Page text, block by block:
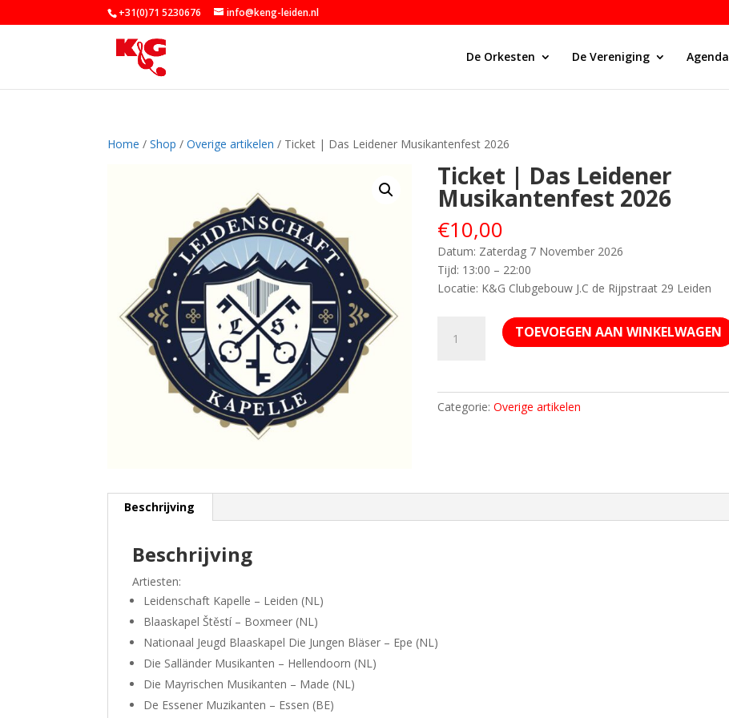
+31(0)71 5230676 info@keng-leiden.nl
De Orkesten De Vereniging Agenda
Home /Shop /Overige artikelen / Ticket | Das Leidener Musikantenfest 2026
Ticket | Das Leidener
Musikantenfest 2026
€10,00
Datum: Zaterdag 7 November 2026
Tijd: 13:00 – 22:00
Locatie: K&G Clubgebouw J.C de Rijpstraat 29 Leiden
2026
TOEVOEGEN AAN WINKELWAGEN
Categorie:Overige artikelen
Beschrijving
Beschrijving
Artiesten:
Leidenschaft Kapelle – Leiden (NL)
Blaaskapel Štěstí – Boxmeer (NL)
Nationaal Jeugd Blaaskapel Die Jungen Bläser – Epe (NL)
Die Salländer Musikanten – Hellendoorn (NL)
Die Mayrischen Musikanten – Made (NL)
De Essener Muzikanten – Essen (BE)